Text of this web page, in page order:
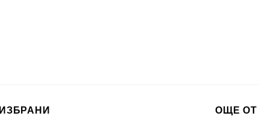
ИЗБРАНИ ОЩЕ ОТ